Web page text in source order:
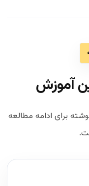
آموزش
برای ادامه مطالعه